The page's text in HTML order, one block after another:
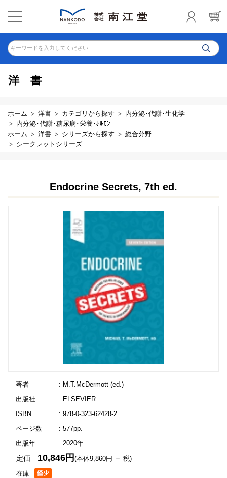
キーワードを入力してください
洋書
ホーム 洋書 カテゴリから探す
内分泌･代謝･生化学
内分泌･代謝･糖尿病･栄養･ﾎﾙﾓﾝ
ホーム
洋書 シリーズから探す
総合分野
シークレットシリーズ
Endocrine Secrets, 7th ed.
著者
: M.T.McDermott (ed.)
出版社
: ELSEVIER
ISBN
: 978-0-323-62428-2
ページ数
: 577pp.
出版年
: 2020年
在庫
定価 10,846円(本体9,860円 ＋ 税)